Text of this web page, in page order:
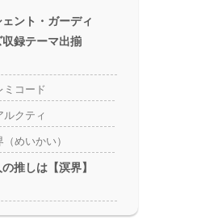
ント・ガーディ
収録テーマ出揃
ミコード
ルクティ
（めいかい）
推しは【溟界】